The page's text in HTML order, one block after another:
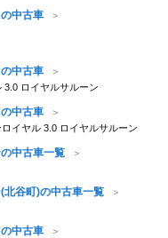
の中古車
の中古車
3.0 ロイヤルサルーン
の中古車
ロイヤル 3.0 ロイヤルサルーン
中古車一覧
北谷町)の中古車一覧
の中古車